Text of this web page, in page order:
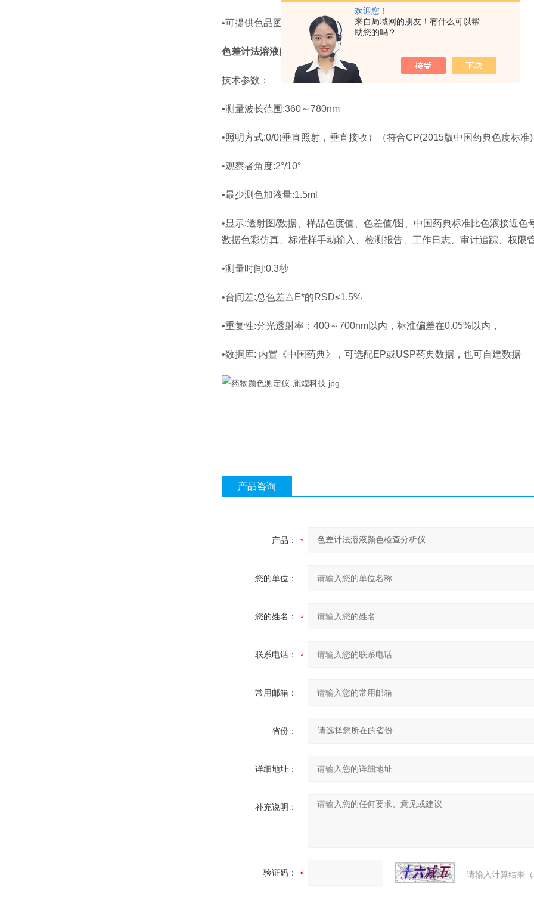
欢迎您！
来自局域网的朋友！有什么可以帮
助您的吗？
•可提供色品图显示和XYZ空间三维数据显示；
色差计法溶液颜色检查分析仪
技术参数：
•测量波长范围:360～780nm
•照明方式:0/0(垂直照射，垂直接收）（符合CP(2015版中国药典色度标准)
•观察者角度:2°/10°
•最少测色加液量:1.5ml
•显示:透射图/数据、样品色度值、色差值/图、中国药典标准比色液接近
数据色彩仿真、标准样手动输入、检测报告、工作日志、审计追踪、权限
•测量时间:0.3秒
•台间差:总色差△E*的RSD≤1.5%
•重复性:分光透射率：400～700nm以内，标准偏差在0.05%以内，
•数据库: 内置《中国药典》，可选配EP或USP药典数据，也可自建数据
产品咨询
产品：
您的单位：
您的姓名：
联系电话：
常用邮箱：
省份：
详细地址：
补充说明：
验证码： 请输入计算结果